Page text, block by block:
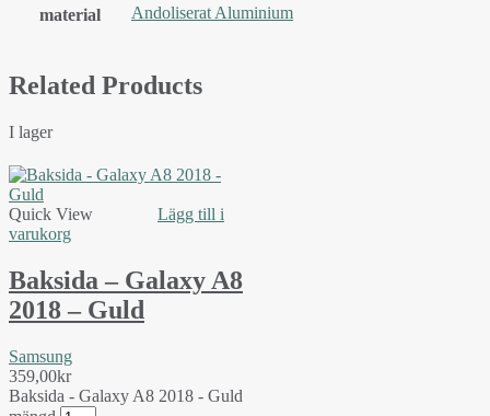
material Andoliserat Aluminium
Related Products
I lager
Quick View
Lägg till i
varukorg
Baksida – Galaxy A8
2018 – Guld
Samsung
359,00kr
Baksida - Galaxy A8 2018 - Guld